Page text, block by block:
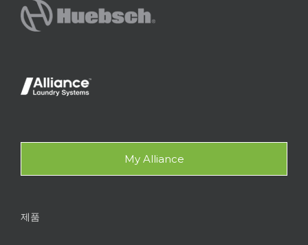
My Alliance
제품